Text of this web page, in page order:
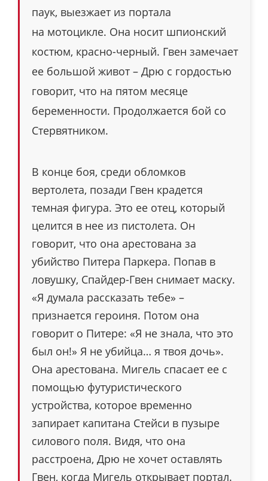
паук, выезжает из портала
на мотоцикле. Она носит шпионский
костюм, красно-черный. Гвен замечает
ее большой живот – Дрю с гордостью
говорит, что на пятом месяце
беременности. Продолжается бой со
Стервятником.
В конце боя, среди обломков
вертолета, позади Гвен крадется
темная фигура. Это ее отец, который
целится в нее из пистолета. Он
говорит, что она арестована за
убийство Питера Паркера. Попав в
ловушку, Спайдер-Гвен снимает маску.
«Я думала рассказать тебе» –
признается героиня. Потом она
говорит о Питере: «Я не знала, что это
был он!» Я не убийца… я твоя дочь».
Она арестована. Мигель спасает ее с
помощью футуристического
устройства, которое временно
запирает капитана Стейси в пузыре
силового поля. Видя, что она
расстроена, Дрю не хочет оставлять
Гвен, когда Мигель открывает портал.